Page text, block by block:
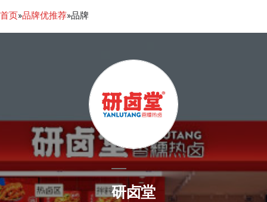
首页»品牌优推荐»品牌
研卤堂